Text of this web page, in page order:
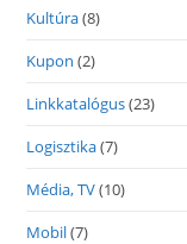
Kultúra(8)
Kupon (2)
Linkkatalógus(23)
Logisztika(7)
Média, TV(10)
Mobil(7)